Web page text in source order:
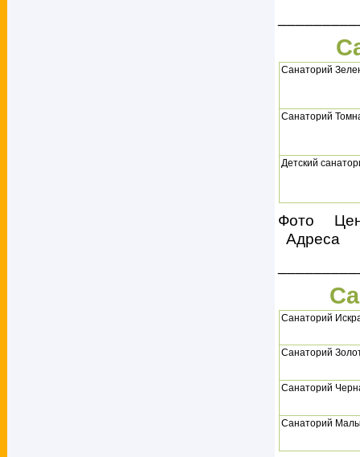
Санаторий
Санаторий
Детский
Фото
Санаторий
Санаторий
Санаторий
Санаторий